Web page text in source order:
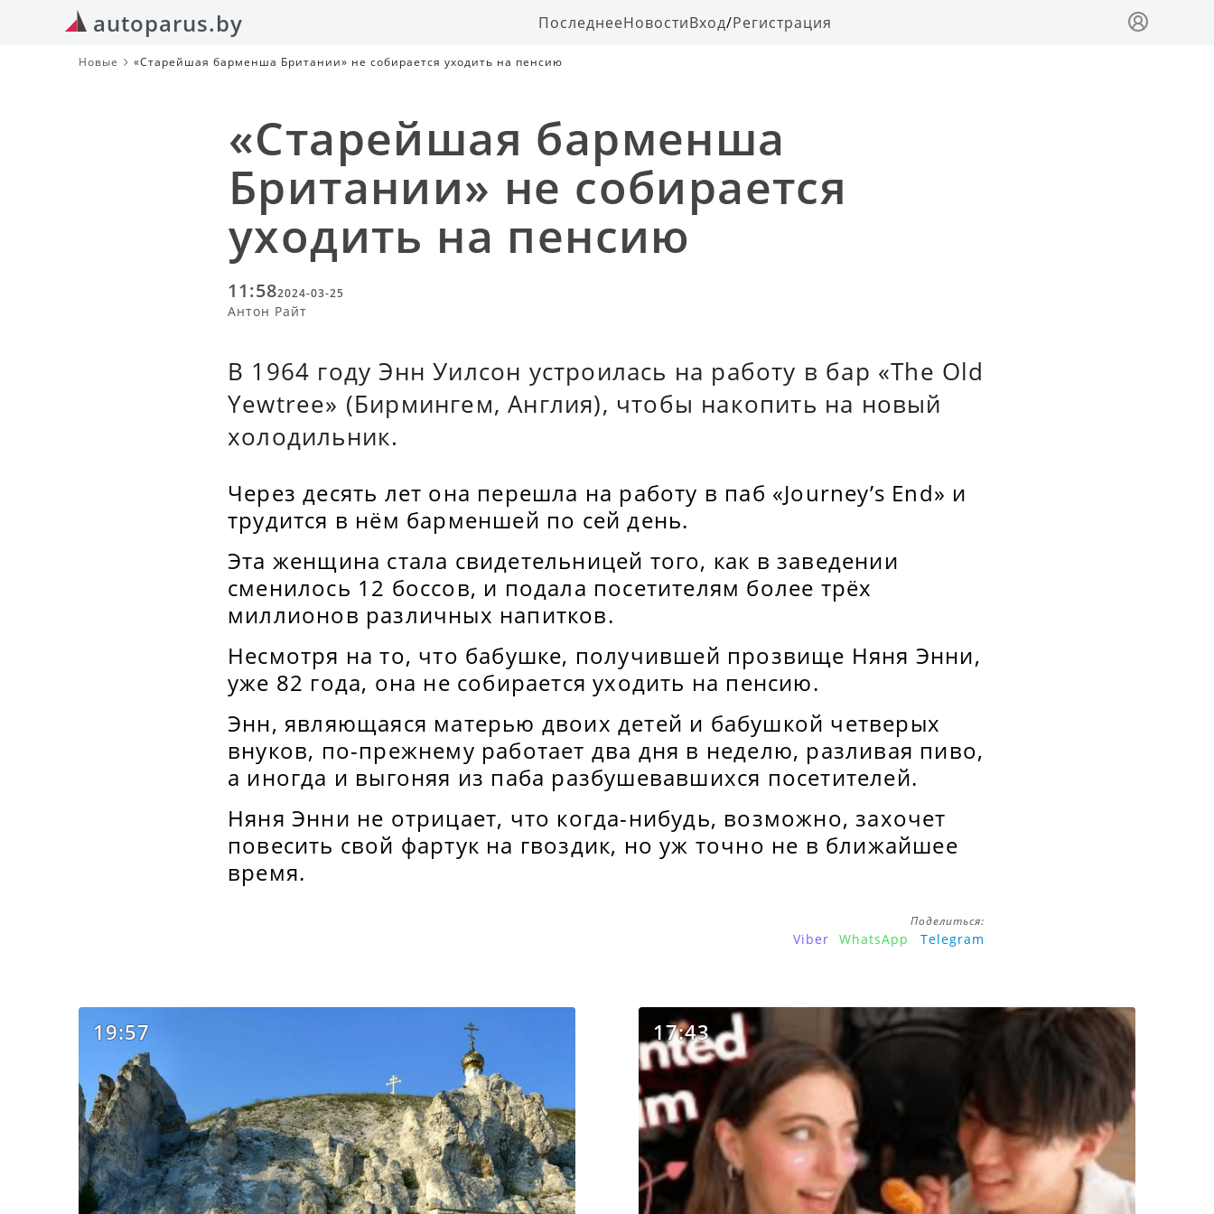
autoparus.by ПоследнееНовостиВход/Регистрация
Новые «Старейшая барменша Британии» не собирается уходить на пенсию
«Старейшая барменша
Британии» не собирается
уходить на пенсию
11:582024-03-25
Антон Райт
В 1964 году Энн Уилсон устроилась на работу в бар «The Old
Yewtree» (Бирмингем, Англия), чтобы накопить на новый
холодильник.
Через десять лет она перешла на работу в паб «Journey’s End» и
трудится в нём барменшей по сей день.
Эта женщина стала свидетельницей того, как в заведении
сменилось 12 боссов, и подала посетителям более трёх
миллионов различных напитков.
Несмотря на то, что бабушке, получившей прозвище Няня Энни,
уже 82 года, она не собирается уходить на пенсию.
Энн, являющаяся матерью двоих детей и бабушкой четверых
внуков, по-прежнему работает два дня в неделю, разливая пиво,
а иногда и выгоняя из паба разбушевавшихся посетителей.
Няня Энни не отрицает, что когда-нибудь, возможно, захочет
повесить свой фартук на гвоздик, но уж точно не в ближайшее
время.
Поделиться:
Viber WhatsApp Telegram
19:57 17:43